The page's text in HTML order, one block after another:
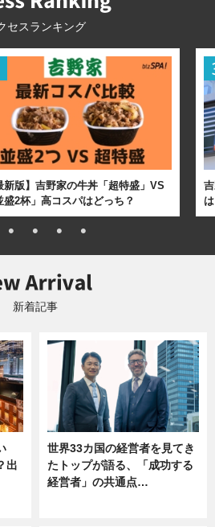
セスランキング
新版】吉野家の牛丼「超特盛」VS
盛2杯」高コスパはどっち？
新着記事
出
世界33カ国の経営者を見てき
たトップが語る、「成功する
経営者」の共通点…